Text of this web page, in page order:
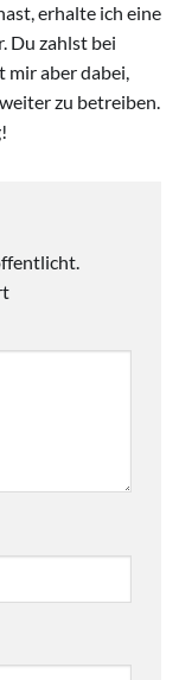
erhalte ich eine
Du zahlst bei
mir aber dabei,
zu betreiben.